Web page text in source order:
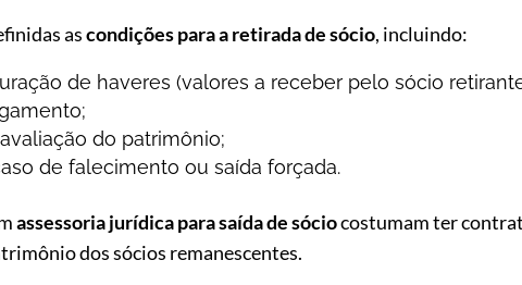
ascondições para a retirada de sócio, incluindo:
de haveres (valores a receber pelo sócio
do patrimônio;
de falecimento ou saída forçada.
assessoria jurídica para saída de sóciocostumam ter
dos sócios remanescentes.